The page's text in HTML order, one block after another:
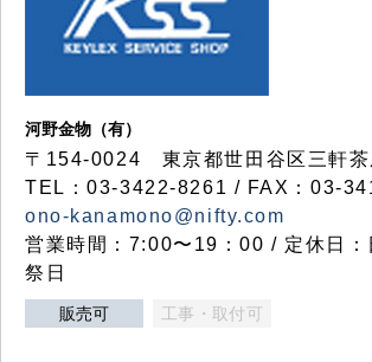
河野金物（有）
〒154-0024 東京都世田谷区三軒
TEL：03-3422-8261 / FAX：03-
ono-kanamono@nifty.com
営業時間：7:00〜19：00 / 定休日：
祭日
販売可 工事・取付可